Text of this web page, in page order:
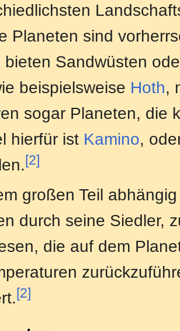
Planeten sind
bieten Sandwüsten
beispielsweise Hoth,
sogar Planeten, die
hierfür ist Kamino,
[2]
großen Teil
durch seine Siedler,
die auf dem
[2]